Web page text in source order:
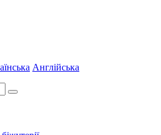
Англійська